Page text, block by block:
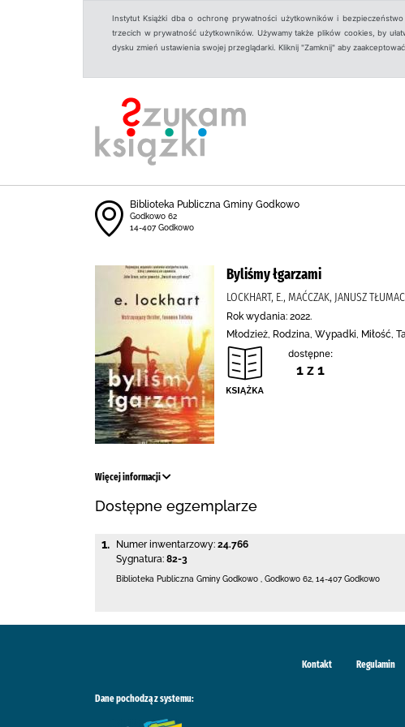
Instytut Książki dba o ochronę prywatności użytkowników i
trzecich w prywatność użytkowników. Używamy także plików cookies, by
dysku zmień ustawienia swojej przeglądarki. Kliknij "Zamknij" aby
Biblioteka Publiczna Gminy Godkowo
Godkowo 62
14-407 Godkowo
Byliśmy łgarzami
LOCKHART, E., MAĆCZAK, JANUSZ
Rok wydania: 2022.
Młodzież, Rodzina, Wypadki, Miłość,
dostępne:
1 z 1
Więcej informacji
Dostępne egzemplarze
1. Numer inwentarzowy: 24.766
Sygnatura: 82-3
Biblioteka Publiczna Gminy Godkowo Godkowo 62 14-407 Godkowo
Kontakt Regulamin
Dane pochodzą z systemu: